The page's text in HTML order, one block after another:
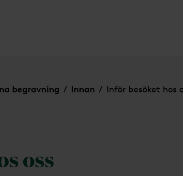
begravning / Innan / Inför besöket hos
oss